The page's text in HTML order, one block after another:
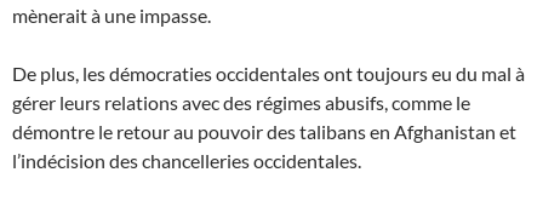
mènerait à une impasse.
De plus, les démocraties occidentales ont toujours eu du mal à
gérer leurs relations avec des régimes abusifs, comme le
démontre le retour au pouvoir des talibans en Afghanistan et
l’indécision des chancelleries occidentales.